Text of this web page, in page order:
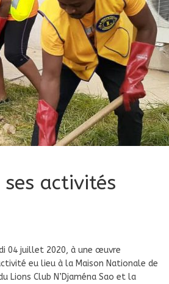
ses activités
04 juillet 2020, à une œuvre
eu lieu à la Maison Nationale de
Lions Club N’Djaména Sao et la